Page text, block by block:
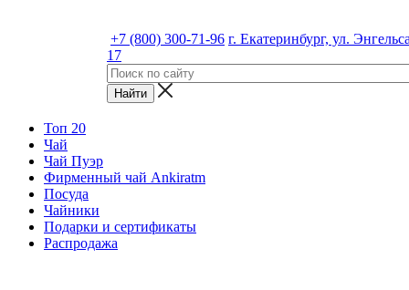
+7 (800) 300-71-96 г. Екатеринбург, ул.
17
Топ 20
Чай
Чай Пуэр
Фирменный чай Ankiratm
Посуда
Чайники
Подарки и сертификаты
Распродажа